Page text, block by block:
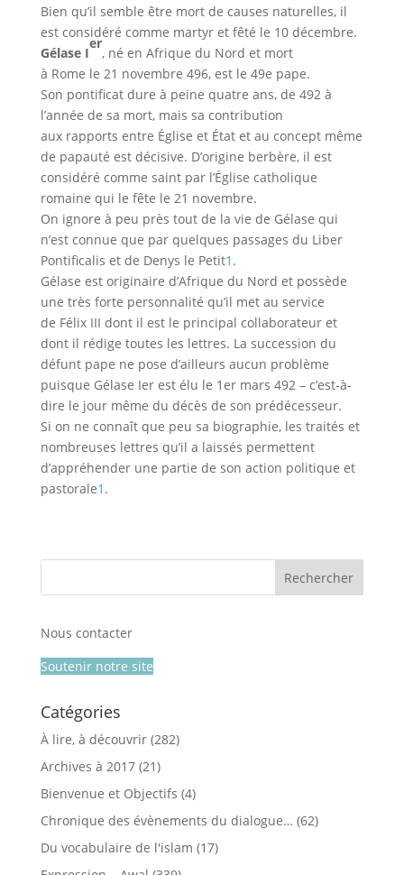
Bien qu’il semble être mort de causes naturelles, il
est considéré comme martyr et fêté le 10 décembre.
Gélase I
er
, né en Afrique du Nord et mort
à Rome le 21 novembre 496, est le 49e pape.
Son pontificat dure à peine quatre ans, de 492 à
l’année de sa mort, mais sa contribution
aux rapports entre Église et État et au concept même
de papauté est décisive. D’origine berbère, il est
considéré comme saint par l’Église catholique
romaine qui le fête le 21 novembre.
On ignore à peu près tout de la vie de Gélase qui
n’est connue que par quelques passages du Liber
Pontificalis et de Denys le Petit1 .
Gélase est originaire d’Afrique du Nord et possède
une très forte personnalité qu’il met au service
de Félix III dont il est le principal collaborateur et
dont il rédige toutes les lettres. La succession du
défunt pape ne pose d’ailleurs aucun problème
puisque Gélase Ier est élu le 1er mars 492 – c’est-à-
dire le jour même du décès de son prédécesseur.
Si on ne connaît que peu sa biographie, les traités et
nombreuses lettres qu’il a laissés permettent
d’appréhender une partie de son action politique et
pastorale1 .
Nous contacter
Soutenir notre site
Catégories
À lire, à découvrir(282)
Archives à 2017(21)
Bienvenue et Objectifs (4)
Chronique des évènements du dialogue… (62)
Du vocabulaire de l'islam (17)